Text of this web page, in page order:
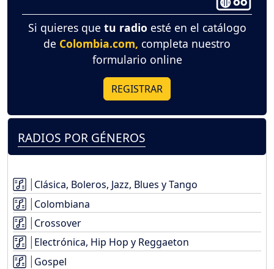
Si quieres que tu radio esté en el catálogo
de Colombia.com, completa nuestro
formulario online
REGISTRAR
RADIOS POR GÉNEROS
Clásica, Boleros, Jazz, Blues y Tango
Colombiana
Crossover
Electrónica, Hip Hop y Reggaeton
Gospel